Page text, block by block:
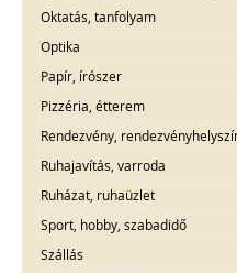
Oktatás, tanfolyam
Optika
Papír, írószer
Pizzéria, étterem
Rendezvény,
Ruhajavítás, varroda
Ruházat, ruhaüzlet
Sport, hobby, szabadidő
Szállás